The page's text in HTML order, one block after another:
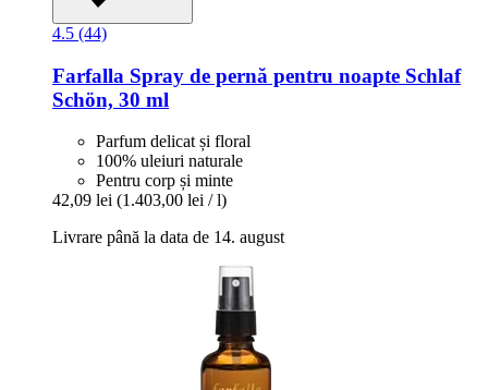
4.5 (44)
Farfalla Spray de pernă pentru noapte Schlaf
Schön, 30 ml
Parfum delicat și floral
100% uleiuri naturale
Pentru corp și minte
42,09 lei (1.403,00 lei / l)
Livrare până la data de 14. august